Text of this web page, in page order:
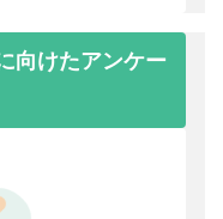
向けたアンケー